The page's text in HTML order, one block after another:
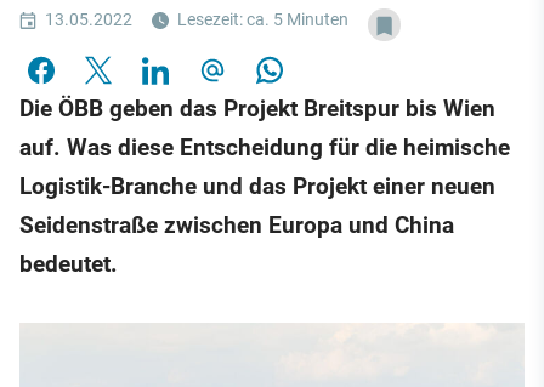
13.05.2022 Lesezeit: ca. 5 Minuten
Die ÖBB geben das Projekt Breitspur bis Wien
auf. Was diese Entscheidung für die heimische
Logistik-Branche und das Projekt einer neuen
Seidenstraße zwischen Europa und China
bedeutet.